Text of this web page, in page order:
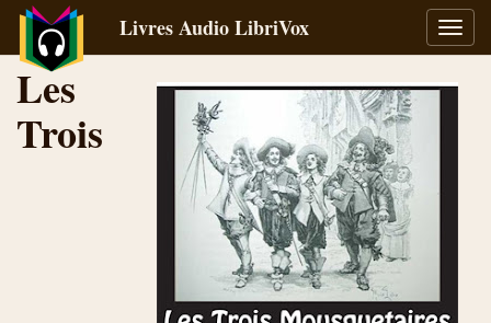
la
Livres Audio LibriVox
Les
Trois